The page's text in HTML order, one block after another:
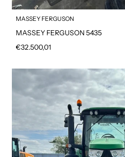
MASSEY FERGUSON
MASSEY FERGUSON 5435
Prezzo regolare
€32.500,01